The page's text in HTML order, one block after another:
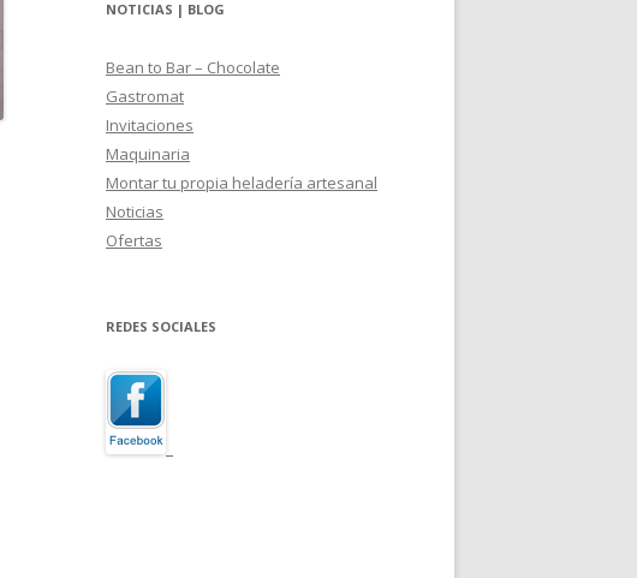
NOTICIAS | BLOG
Bean to Bar – Chocolate
Gastromat
Invitaciones
Maquinaria
Montar tu propia heladería artesanal
Noticias
Ofertas
REDES SOCIALES